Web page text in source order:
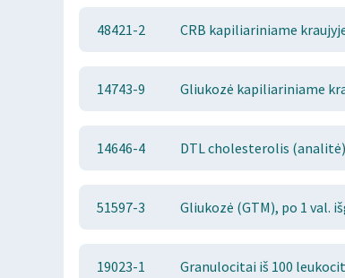
48421-2 CRB kapiliariniame
14743-9 Gliukozė kapiliariniame
14646-4 DTL cholesterolis (analitė)
51597-3 Gliukozė (GTM), po 1 val.
19023-1 Granulocitai iš 100